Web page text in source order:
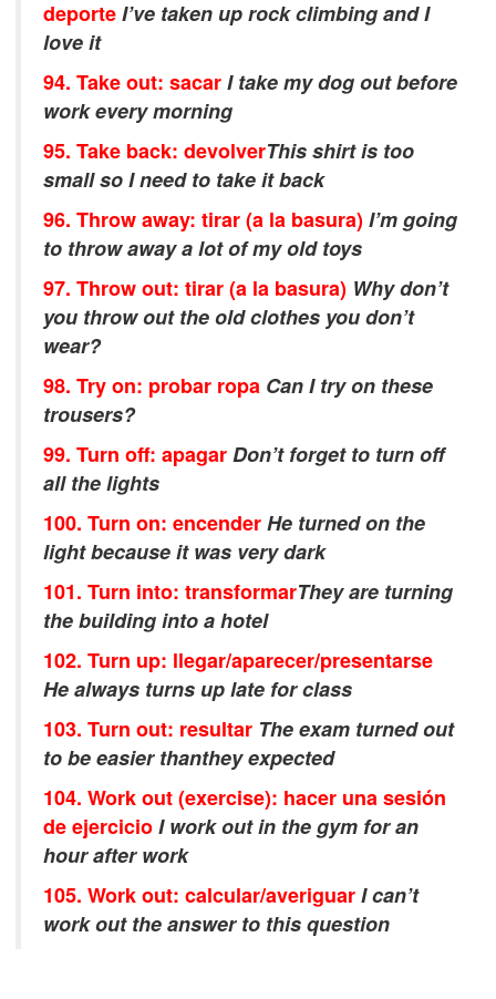
deporteI’ve taken up rock climbing and I
love it
94. Take out: sacarI take my dog out before
work every morning
95. Take back: devolverThis shirt is too
small so I need to take it back
96. Throw away: tirar (a la basura)I’m going
to throw away a lot of my old toys
97. Throw out: tirar (a la basura) Why don’t
you throw out the old clothes you don’t
wear?
98. Try on: probar ropa Can I try on these
trousers?
99. Turn off: apagarDon’t forget to turn off
all the lights
100. Turn on: encenderHe turned on the
light because it was very dark
101. Turn into: transformarThey are turning
the building into a hotel
102. Turn up: llegar/aparecer/presentarse
He always turns up late for class
103. Turn out: resultar The exam turned out
to be easier thanthey expected
104. Work out (exercise): hacer una sesión
de ejercicioI work out in the gym for an
hour after work
105. Work out: calcular/averiguarI can’t
work out the answer to this question